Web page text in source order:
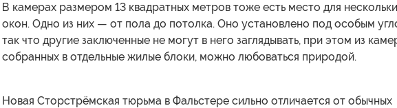
В камерах размером 13 квадратных метров тоже есть место для
окон. Одно из них — от пола до потолка. Оно установлено под особым
так что другие заключенные не могут в него заглядывать, при этом из
собранных в отдельные жилые блоки, можно любоваться природой.
Новая Сторстрёмская тюрьма в Фальстере сильно отличается от обычных